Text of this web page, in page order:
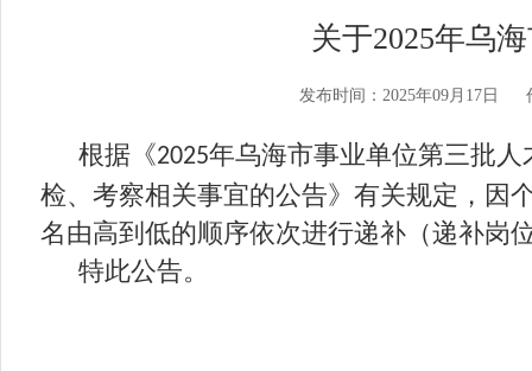
关于2025年乌
发布时间：2025年09月17日
根据《2025年乌海市事业单位第三批
检、考察相关事宜的公告》有关规定，因
名由高到低的顺序依次进行递补（递补岗
特此公告。